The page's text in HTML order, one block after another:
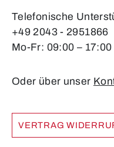
Telefonische
+49 2043 - 2951866
Mo-Fr: 09:00 –
Oder über unser
VERTRAG